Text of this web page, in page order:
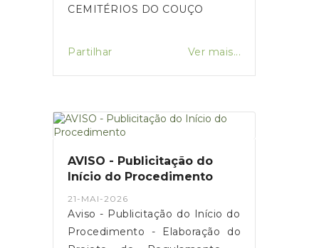
CEMITÉRIOS DO COUÇO
Partilhar Ver mais...
AVISO - Publicitação do
Início do Procedimento
21-MAI-2026
Aviso - Publicitação do Início do
Procedimento - Elaboração do